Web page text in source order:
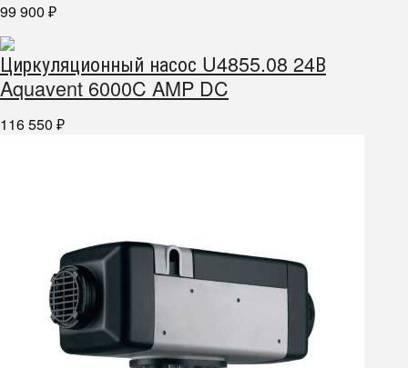
99 900 ₽
Циркуляционный насос U4855.08 24В
Aquavent 6000C AMP DC
116 550 ₽